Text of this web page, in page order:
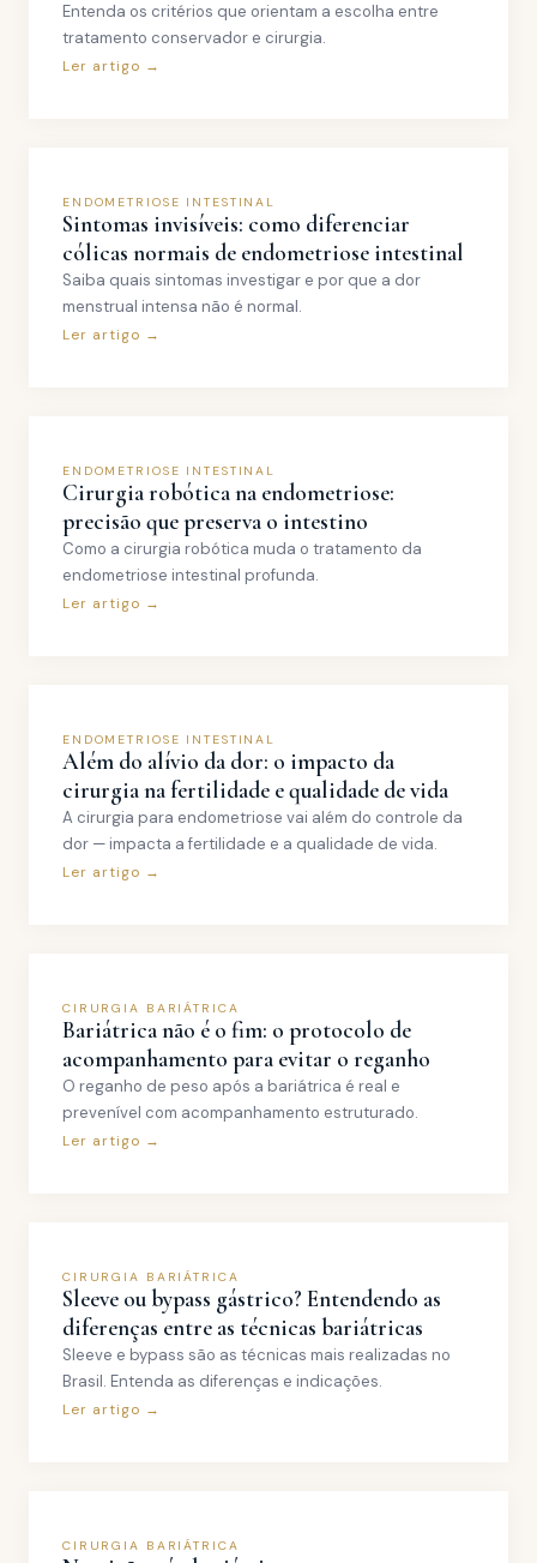
Entenda os critérios que orientam a escolha entre
tratamento conservador e cirurgia.
Ler artigo →
ENDOMETRIOSE INTESTINAL
Sintomas invisíveis: como diferenciar
cólicas normais de endometriose intestinal
Saiba quais sintomas investigar e por que a dor
menstrual intensa não é normal.
Ler artigo →
ENDOMETRIOSE INTESTINAL
Cirurgia robótica na endometriose:
precisão que preserva o intestino
Como a cirurgia robótica muda o tratamento da
endometriose intestinal profunda.
Ler artigo →
ENDOMETRIOSE INTESTINAL
Além do alívio da dor: o impacto da
cirurgia na fertilidade e qualidade de vida
A cirurgia para endometriose vai além do controle da
dor — impacta a fertilidade e a qualidade de vida.
Ler artigo →
CIRURGIA BARIÁTRICA
Bariátrica não é o fim: o protocolo de
acompanhamento para evitar o reganho
O reganho de peso após a bariátrica é real e
prevenível com acompanhamento estruturado.
Ler artigo →
CIRURGIA BARIÁTRICA
Sleeve ou bypass gástrico? Entendendo as
diferenças entre as técnicas bariátricas
Sleeve e bypass são as técnicas mais realizadas no
Brasil. Entenda as diferenças e indicações.
Ler artigo →
CIRURGIA BARIÁTRICA